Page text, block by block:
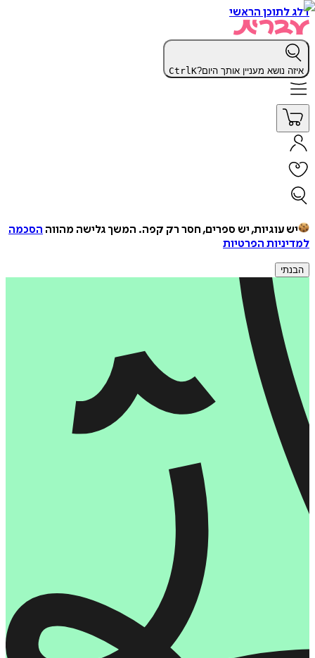
דלג לתוכן הראשי
איזה נושא מעניין אותך היום? CtrlK
יש עוגיות, יש ספרים, חסר רק קפה. המשך גלישה מהווה הסכמה
למדיניות הפרטיות
הבנתי